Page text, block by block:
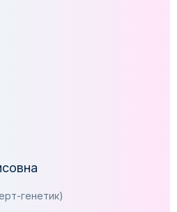
генетик)